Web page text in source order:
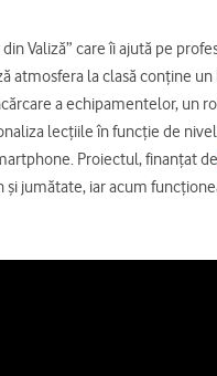
Valiză” care îi ajută pe
atmosfera la clasă conține
a echipamentelor, un
lecțiile în funcție de
Proiectul, finanțat de
și jumătate, iar acum